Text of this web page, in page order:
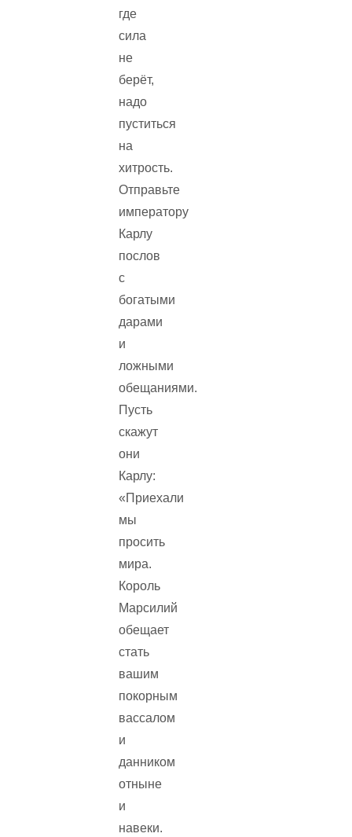
где
сила
не
берёт,
надо
пуститься
на
хитрость.
Отправьте
императору
Карлу
послов
с
богатыми
дарами
и
ложными
обещаниями.
Пусть
скажут
они
Карлу:
«Приехали
мы
просить
мира.
Король
Марсилий
обещает
стать
вашим
покорным
вассалом
и
данником
отныне
и
навеки.